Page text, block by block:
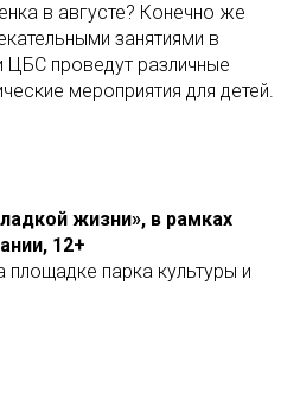
в августе? Конечно же
занятиями в
ЦБС проведут различные
мероприятия для детей.
жизни», в рамках
12+
парка культуры и